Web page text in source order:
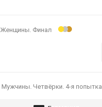
Женщины. Финал
Мужчины. Четвёрки. 4-я попытка